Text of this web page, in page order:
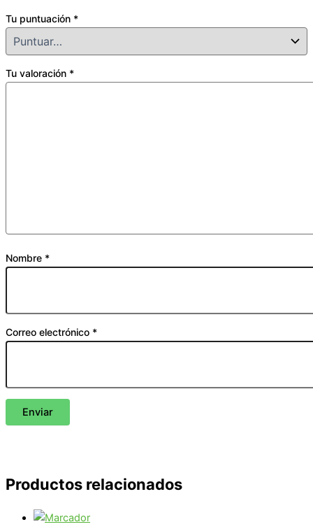
Tu puntuación *
Tu valoración *
Nombre *
Correo electrónico *
Productos relacionados